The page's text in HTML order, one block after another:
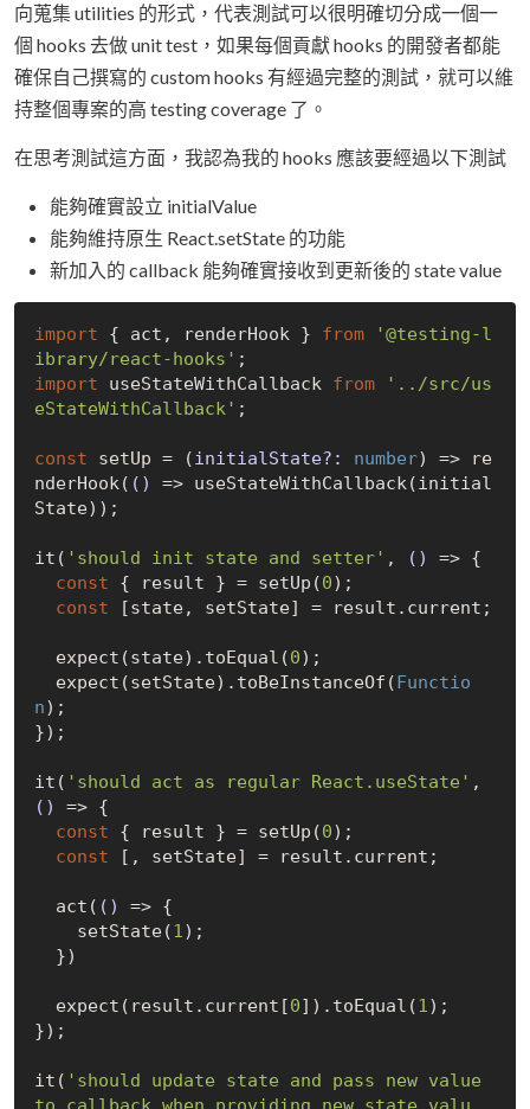
向蒐集 utilities 的形式，代表測試可以很明確切分成一個一
個 hooks 去做 unit test，如果每個貢獻 hooks 的開發者都能
確保自己撰寫的 custom hooks 有經過完整的測試，就可以維
持整個專案的高 testing coverage 了。
在思考測試這方面，我認為我的 hooks 應該要經過以下測試
能夠確實設立 initialValue
能夠維持原生 React.setState 的功能
新加入的 callback 能夠確實接收到更新後的 state value
import { act, renderHook } from
'@testing-l
ibrary/react-hooks'
import useStateWithCallback from
'../src/us
eStateWithCallback' ;
const setUp = (initialState?: number) => re
nderHook( () => useStateWithCallback(initial
State));
it( 'should init state and setter' , () => {
const { result } = setUp(0);
const [state, setState] = result.current;
  expect(state).toEqual(
0);
  expect(setState).toBeInstanceOf(
Functio
n);
});
it( 'should act as regular React.useState'
()
=> {
const { result } = setUp(0);
const [, setState] = result.current;
  act(
() => {
    setState(
1 );
  expect(result.current[
0]).toEqual(1 );
});
it( 'should update state and pass new value